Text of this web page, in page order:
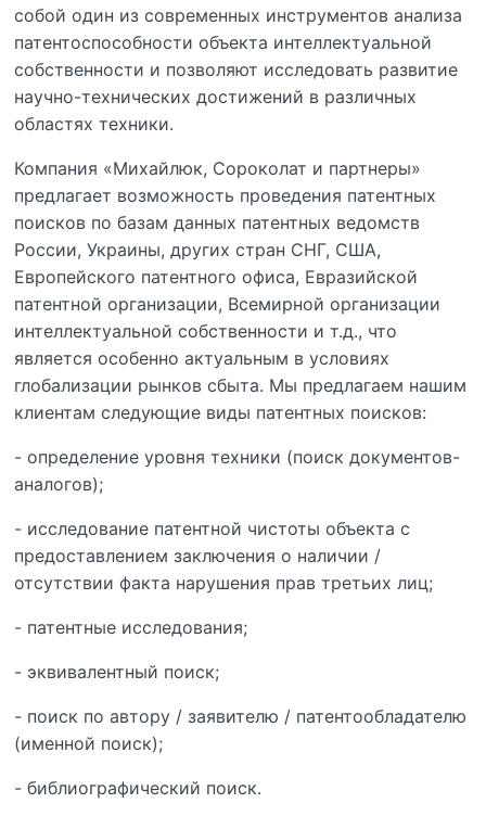
собой один из современных инструментов анализа
патентоспособности объекта интеллектуальной
собственности и позволяют исследовать развитие
научно-технических достижений в различных
областях техники.
Компания «Михайлюк, Сороколат и партнеры»
предлагает возможность проведения патентных
поисков по базам данных патентных ведомств
России, Украины, других стран СНГ, США,
Европейского патентного офиса, Евразийской
патентной организации, Всемирной организации
интеллектуальной собственности и т.д., что
является особенно актуальным в условиях
глобализации рынков сбыта. Мы предлагаем нашим
клиентам следующие виды патентных поисков:
- определение уровня техники (поиск документов-
аналогов);
- исследование патентной чистоты объекта с
предоставлением заключения о наличии /
отсутствии факта нарушения прав третьих лиц;
- патентные исследования;
- эквивалентный поиск;
- поиск по автору / заявителю / патентообладателю
(именной поиск);
- библиографический поиск.